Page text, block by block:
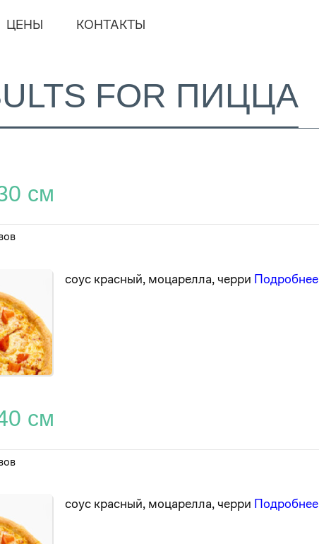
ЦЕНЫ КОНТАКТЫ
FOR ПИЦЦА
см
соус красный, моцарелла, черри Подробнее
см
соус красный, моцарелла, черри Подробнее